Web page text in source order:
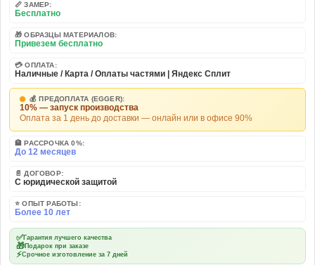
📏 ЗАМЕР:
Бесплатно
🎁 ОБРАЗЦЫ МАТЕРИАЛОВ:
Привезем бесплатно
💳 ОПЛАТА:
Наличные / Карта / Оплаты частями | Яндекс Сплит
💰 ПРЕДОПЛАТА (EGGER):
10% — запуск производства
Оплата за 1 день до доставки — онлайн или в офисе 90%
🏦 РАССРОЧКА 0%:
До 12 месяцев
📄 ДОГОВОР:
С юридической защитой
⭐ ОПЫТ РАБОТЫ:
Более 10 лет
✅Гарантия лучшего качества
🎁 Подарок при заказе
⚡Срочное изготовление за 7 дней